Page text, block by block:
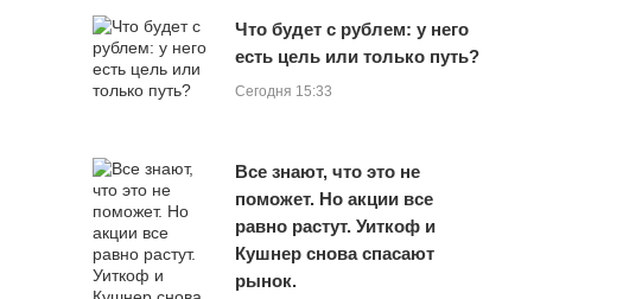
Что будет с рублем: у него
есть цель или только путь?
Сегодня 15:33
Все знают, что это не
поможет. Но акции все
равно растут. Уиткоф и
Кушнер снова спасают
рынок.